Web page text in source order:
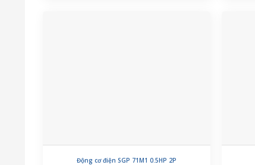
Động cơ điện SGP 71M1 0.5HP 2P